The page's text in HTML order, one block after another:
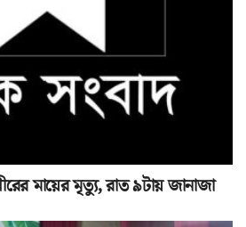
মায়ের মৃত্যু, রাত ৯টায় জানাজা